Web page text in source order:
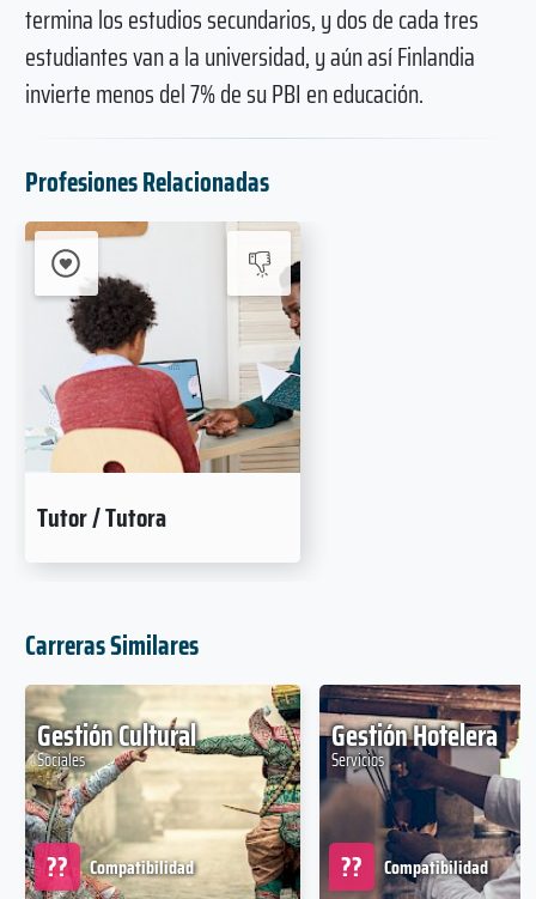
termina los estudios secundarios, y dos de cada tres
estudiantes van a la universidad, y aún así Finlandia
invierte menos del 7% de su PBI en educación.
Profesiones Relacionadas
Tutor / Tutora
Carreras Similares
Gestión Cultural
Sociales
Compatibilidad
??
Gestión Hotelera
Servicios
Compatibilidad
??